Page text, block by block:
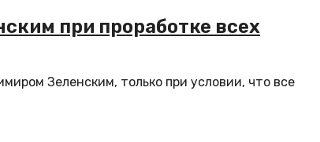
при проработке всех
Зеленским, только при условии, что все